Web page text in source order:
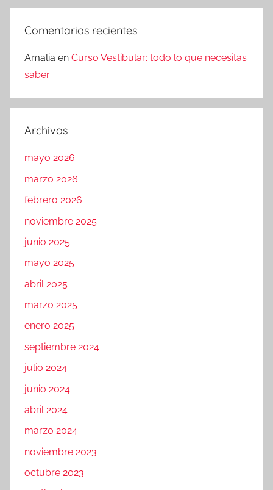
Comentarios recientes
Amalia en Curso Vestibular: todo lo que necesitas
saber
Archivos
mayo 2026
marzo 2026
febrero 2026
noviembre 2025
junio 2025
mayo 2025
abril 2025
marzo 2025
enero 2025
septiembre 2024
julio 2024
junio 2024
abril 2024
marzo 2024
noviembre 2023
octubre 2023